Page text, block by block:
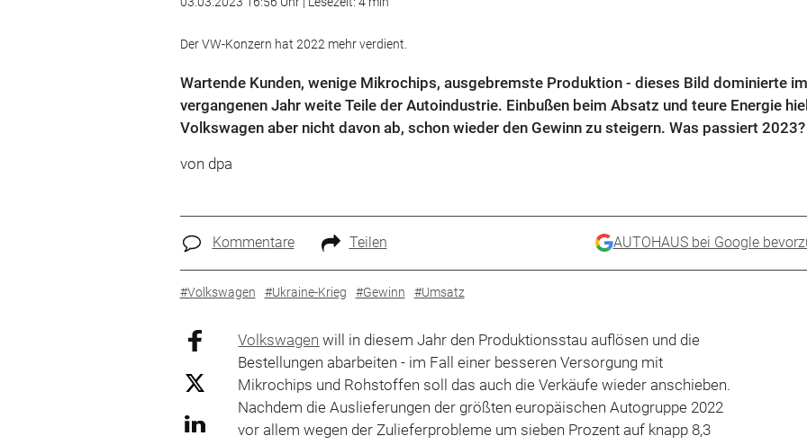
Der VW-Konzern hat 2022 mehr verdient.
Wartende Kunden, wenige Mikrochips, ausgebremste Produktion - dieses Bild dominierte im
vergangenen Jahr weite Teile der Autoindustrie. Einbußen beim Absatz und teure Energie
Volkswagen aber nicht davon ab, schon wieder den Gewinn zu steigern. Was passiert 2023?
von dpa
Kommentare Teilen AUTOHAUS bei Google
#Volkswagen #Ukraine-Krieg #Gewinn #Umsatz
Volkswagen will in diesem Jahr den Produktionsstau auflösen und die
Bestellungen abarbeiten - im Fall einer besseren Versorgung mit
Mikrochips und Rohstoffen soll das auch die Verkäufe wieder anschieben.
Nachdem die Auslieferungen der größten europäischen Autogruppe 2022
vor allem wegen der Zulieferprobleme um sieben Prozent auf knapp 8,3